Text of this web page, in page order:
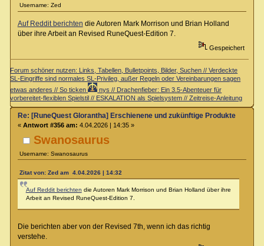
Username: Zed
Auf Reddit berichten die Autoren Mark Morrison und Brian Holland
über ihre Arbeit an Revised RuneQuest-Edition 7.
Gespeichert
Forum schöner nutzen: Links, Tabellen, Bulletpoints, Bilder, Suchen // Verdeckte
SL-Eingriffe sind normales SL-Privileg, außer Regeln oder Vereinbarungen sagen
etwas anderes // So ticken
nys // Drachenfieber: Ein 3.5-Abenteuer für
vorbereitet-flexiblen Spielstil // ESKALATION als Spielsystem // Zeitreise-Anleitung
Swanosaurus
Username: Swanosaurus
Re: [RuneQuest Glorantha] Erschienene und zukünftige Produkte
« Antwort #356 am: 4.04.2026 | 14:35 »
Zitat von: Zed am 4.04.2026 | 14:32
Auf Reddit berichten die Autoren Mark Morrison und Brian Holland über ihre
Arbeit an Revised RuneQuest-Edition 7.
Die berichten aber von der Revised 7th, wenn ich das richtig
verstehe.